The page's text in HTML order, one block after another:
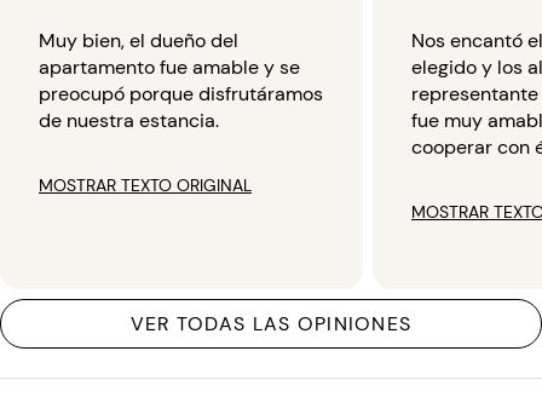
Muy bien, el dueño del
apartamento fue amable y se
preocupó porque disfrutáramos
de nuestra estancia.
MOSTRAR TEXTO ORIGINAL
Nos encantó
elegido y los
fue muy
cooperar con
MOSTRAR
VER TODAS LAS OPINIONES